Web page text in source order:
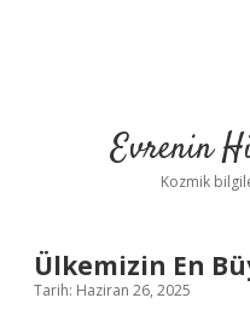
Evrenin
Kozmik
Ülkemizin En
Tarih: Haziran 26, 2025